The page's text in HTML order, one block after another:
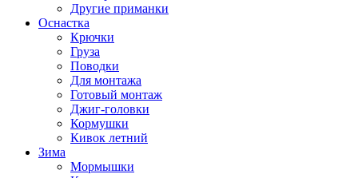
Другие приманки
Оснастка
Крючки
Груза
Поводки
Для монтажа
Готовый монтаж
Джиг-головки
Кормушки
Кивок летний
Зима
Мормышки